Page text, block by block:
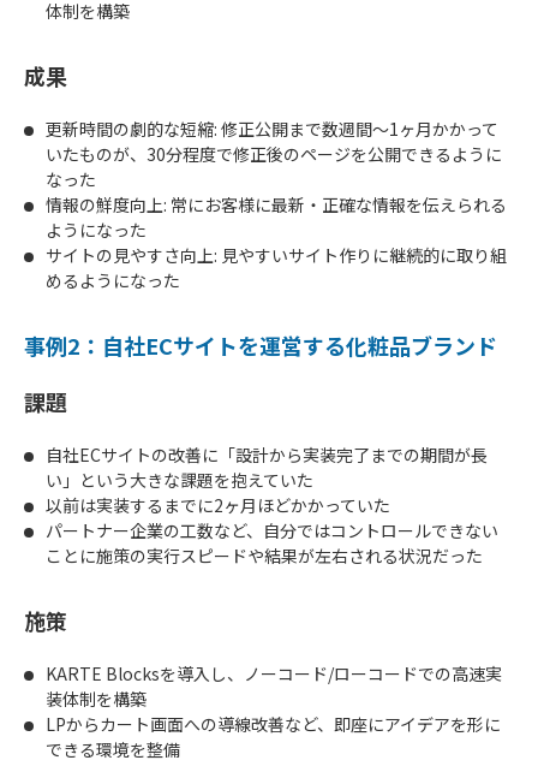
体制を構築
成果
更新時間の劇的な短縮: 修正公開まで数週間〜1ヶ月かかって
いたものが、30分程度で修正後のページを公開できるように
なった
情報の鮮度向上: 常にお客様に最新・正確な情報を伝えられる
ようになった
サイトの見やすさ向上: 見やすいサイト作りに継続的に取り組
めるようになった
事例2：自社ECサイトを運営する化粧品ブランド
課題
自社ECサイトの改善に「設計から実装完了までの期間が長
い」という大きな課題を抱えていた
以前は実装するまでに2ヶ月ほどかかっていた
パートナー企業の工数など、自分ではコントロールできない
ことに施策の実行スピードや結果が左右される状況だった
施策
KARTE Blocksを導入し、ノーコード/ローコードでの高速実
装体制を構築
LPからカート画面への導線改善など、即座にアイデアを形に
できる環境を整備